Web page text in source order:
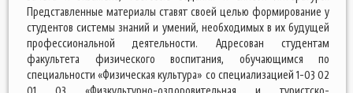
Представленные материалы ставят своей целью формирование у
студентов системы знаний и умений, необходимых в их будущей
профессиональной деятельности. Адресован студентам
факультета физического воспитания, обучающимся по
специальности «Физическая культура» со специализацией 1-03 02